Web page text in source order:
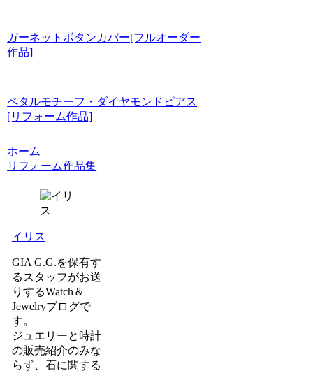
ガーネットボタンカバー[フルオーダー
作品]
ペタルモチーフ・ダイヤモンドピアス
[リフォーム作品]
ホーム
リフォーム作品集
イリス
GIA G.G.を保有す
るスタッフがお送
りするWatch＆
Jewelryブログで
す。
ジュエリーと時計
の販売紹介のみな
らず、石に関する